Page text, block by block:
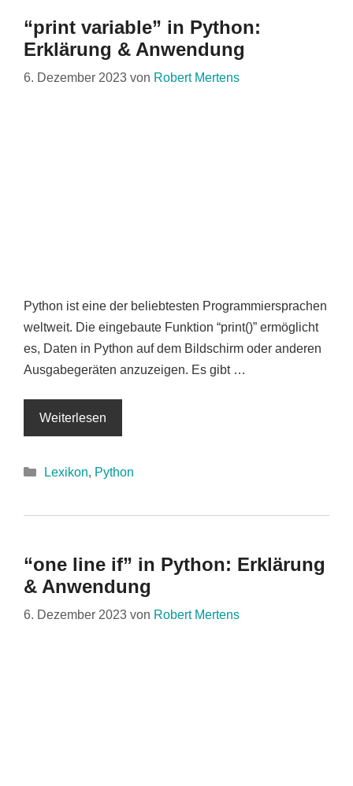
“print variable” in Python:
Erklärung & Anwendung
6. Dezember 2023 von Robert Mertens
Python ist eine der beliebtesten Programmiersprachen
weltweit. Die eingebaute Funktion “print()” ermöglicht
es, Daten in Python auf dem Bildschirm oder anderen
Ausgabegeräten anzuzeigen. Es gibt …
Weiterlesen
Kategorien
Lexikon, Python
“one line if” in Python: Erklärung
& Anwendung
6. Dezember 2023 von Robert Mertens